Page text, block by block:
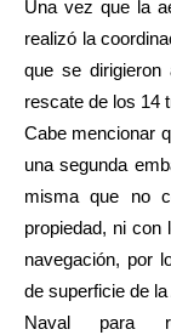
Una vez que la
realizó la
que se dirigieron
rescate de los 14
Cabe mencionar
una segunda
misma que no
propiedad, ni
navegación, por
de superficie de
Naval para